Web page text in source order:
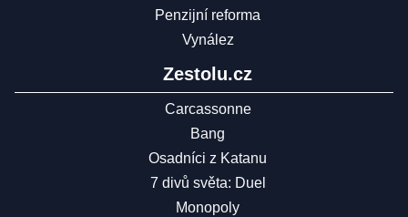
Penzijní reforma
Vynález
Zestolu.cz
Carcassonne
Bang
Osadníci z Katanu
7 divů světa: Duel
Monopoly